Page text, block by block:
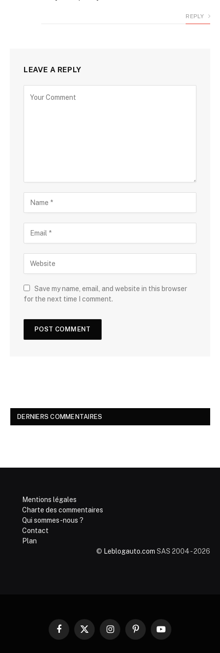
REPLY
LEAVE A REPLY
Save my name, email, and website in this browser
for the next time I comment.
DERNIERS COMMENTAIRES
Mentions légales
Charte des commentaires
Qui sommes-nous ?
Contact
Plan
© Leblogauto.com SAS 2004 - 2026
Facebook
X
InstagramPinterestYouTube